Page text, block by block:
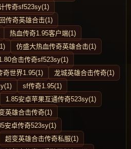
传奇sf523sy(1)
传奇英雄合击(1)
热血传奇1.95客户端(1)
仿盛大热血传奇英雄合击(1)
合击传奇sf523sy(1)
奇世界1.95(1)
龙城英雄合击传奇(1)
sf传奇1.95(1)
1.85安卓苹果互通传奇523sy(1)
英雄合击传奇(1)
安卓传奇523sy(1)
超变英雄合击传奇私服(1)